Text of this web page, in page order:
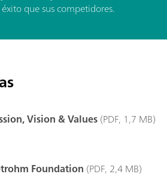
que sus competidores.
Vision & Values(PDF, 1,7 MB)
Foundation (PDF, 2,4 MB)